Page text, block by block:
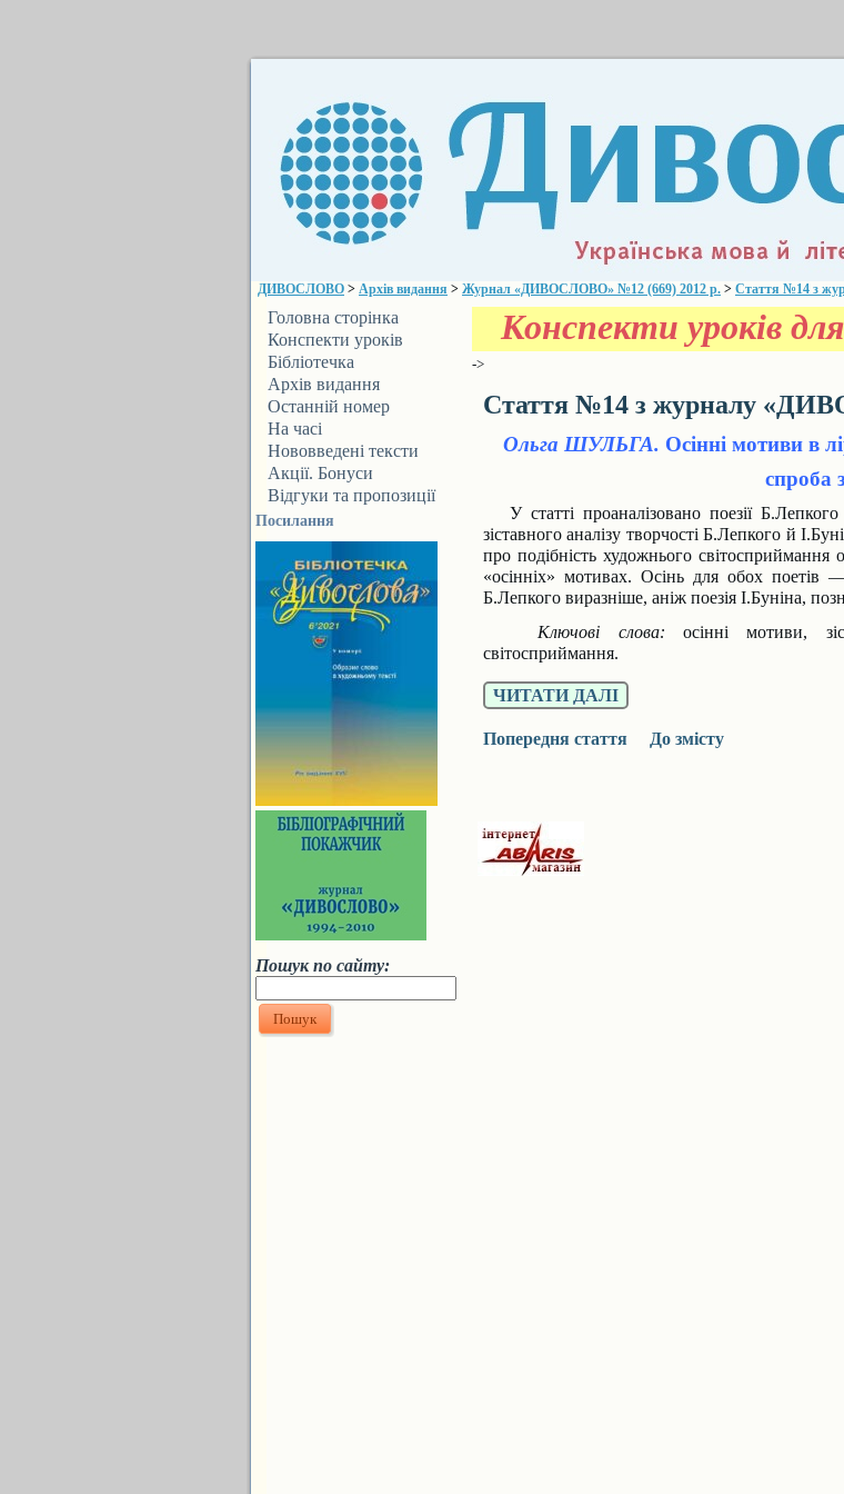
ДИВОСЛОВО > Архів видання > Журнал «ДИВОСЛОВО» №12 (669) 2012 р. > Стаття №14 з
Головна сторінка
Конспекти уроків
Бібліотечка
ДИВОСЛОВА
Архів видання
Останній номер
На часі
Нововведені тексти
Акції. Бонуси
Відгуки та пропозиції
Посилання
Пошук по сайту:
Конспекти уроків
->
Стаття №14 з журналу
Ольга ШУЛЬГА. Осінні мотиви в
спроба
У статті проаналізовано поезії
зіставного аналізу творчості Б.Лепкого й
про подібність художнього
«осінніх» мотивах. Осінь для обох
Б.Лепкого виразніше, аніж поезія І.Буніна,
Ключові слова: осінні мотиви,
світосприймання.
ЧИТАТИ ДАЛІ
Попередня стаття До змісту